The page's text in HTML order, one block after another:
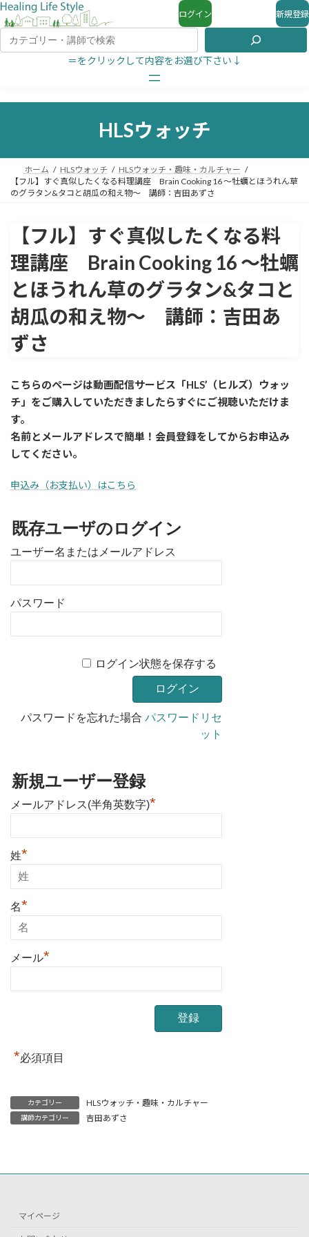
ログイン 新規登録
＝をクリックして内容をお選び下さい↓
HLSウォッチ
ホーム HLSウォッチ
HLSウォッチ・趣味・カルチャー
【フル】すぐ真似したくなる料理講座 Brain Cooking 16 ～牡蠣とほうれん草
のグラタン&タコと胡瓜の和え物～ 講師：吉田あずさ
【フル】すぐ真似したくなる料
理講座 Brain Cooking 16 ～牡蠣
とほうれん草のグラタン&タコと
胡瓜の和え物～ 講師：吉田あ
ずさ
こちらのページは動画配信サービス「HLS’（ヒルズ）ウォッ
チ」をご購入していただきましたらすぐに ご視聴いただけま
す。
名前とメールアドレスで簡単！会員登録をしてからお申込み
してください。
申込み（お支払い）はこちら
既存ユーザのログイン
ユーザー名またはメールアドレス
パスワード
ログイン状態を保存する
パスワードを忘れた場合パスワードリセ
ット
新規ユーザー登録
メールアドレス(半角英数字)*
姓*
名*
メール*
*必須項目
カテゴリー HLSウォッチ・趣味・カルチャー
講師カテゴリー 吉田あずさ
マイページ